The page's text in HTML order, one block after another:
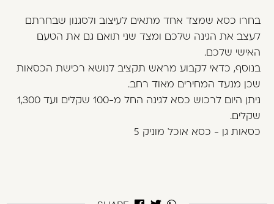
בחרו כסא שמצד אחד מתאים לעיצוב ולסגנון שבחרתם
לעצב את הגינה שלכם ומצד שני תואם גם את הטעם
האישי שלכם.
בנוסף, כדאי לקבוע מראש תקציב לנושא רכישת הכסאות
שכן מנעד המחירים מאוד רחב.
ניתן היום לרכוש כסא לגינה החל מ-100 שקלים ועד 1,300
שקלים.
כסאות גן - כסא אוכל מוניק 5